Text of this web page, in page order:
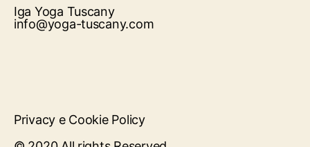
Iga Yoga Tuscany
info@yoga-tuscany.com
Privacy e Cookie Policy